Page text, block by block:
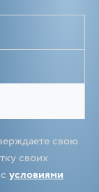
свою
своих
сусловиями